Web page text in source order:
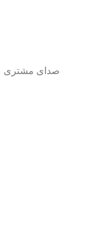
صدای مشتری